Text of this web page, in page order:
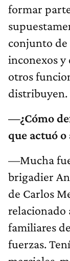
formar
conjunto
inconexos y
otros
distribuyen.
—¿Cómo
que actuó o
—Mucha
brigadier
de Carlos
relacionado
familiares
fuerzas.